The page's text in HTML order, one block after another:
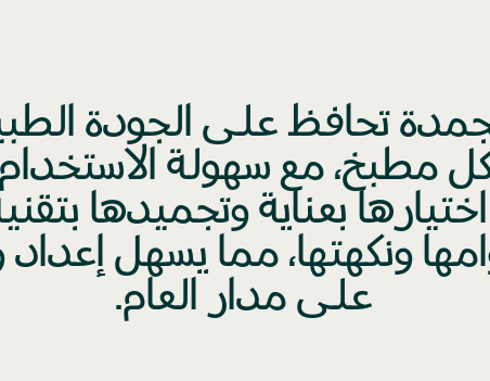
تحافظ على الجودة
مطبخ، مع سهولة
ونكهتها، مما يسهل
على مدار العام.